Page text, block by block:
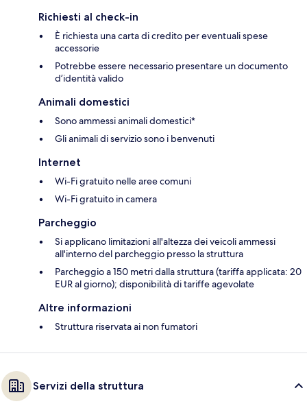
Richiesti al check-in
È richiesta una carta di credito per eventuali spese
accessorie
Potrebbe essere necessario presentare un documento
d’identità valido
Animali domestici
Sono ammessi animali domestici*
Gli animali di servizio sono i benvenuti
Internet
Wi-Fi gratuito nelle aree comuni
Wi-Fi gratuito in camera
Parcheggio
Si applicano limitazioni all'altezza dei veicoli ammessi
all'interno del parcheggio presso la struttura
Parcheggio a 150 metri dalla struttura (tariffa applicata: 20
EUR al giorno); disponibilità di tariffe agevolate
Altre informazioni
Struttura riservata ai non fumatori
Servizi della struttura